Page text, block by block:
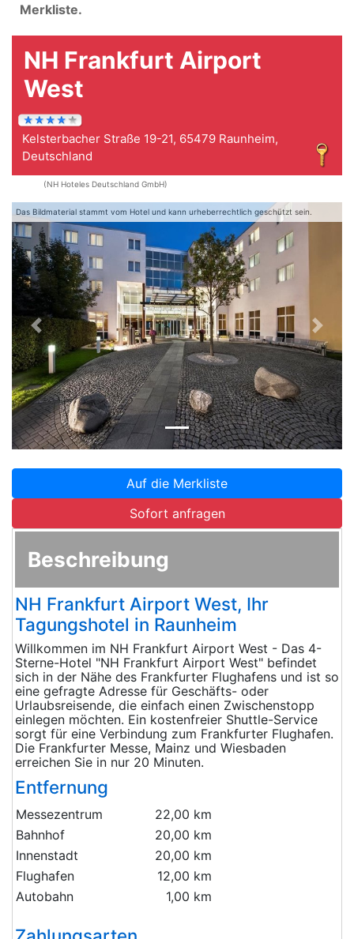
Merkliste.
NH Frankfurt Airport
West
Kelsterbacher Straße 19-21, 65479 Raunheim,
Deutschland
(NH Hoteles Deutschland GmbH)
Das Bildmaterial stammt vom Hotel und kann urheberrechtlich geschützt sein.
Zurück
Auf die Merkliste
Sofort anfragen
Beschreibung
NH Frankfurt Airport West, Ihr
Tagungshotel in Raunheim
Willkommen im NH Frankfurt Airport West - Das 4-
Sterne-Hotel "NH Frankfurt Airport West" befindet
sich in der Nähe des Frankfurter Flughafens und ist so
eine gefragte Adresse für Geschäfts- oder
Urlaubsreisende, die einfach einen Zwischenstopp
einlegen möchten. Ein kostenfreier Shuttle-Service
sorgt für eine Verbindung zum Frankfurter Flughafen.
Die Frankfurter Messe, Mainz und Wiesbaden
erreichen Sie in nur 20 Minuten.
Entfernung
Messezentrum
22,00 km
Bahnhof
20,00 km
Innenstadt
20,00 km
Flughafen
12,00 km
Autobahn
1,00 km